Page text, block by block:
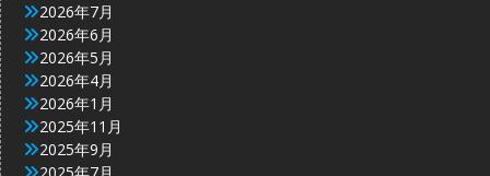
2026年7月
2026年6月
2026年5月
2026年4月
2026年1月
2025年11月
2025年9月